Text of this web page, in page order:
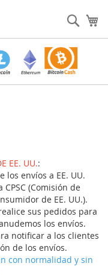
EE. UU.:
envíos a EE. UU.
(Comisión de
de EE. UU.).
sus pedidos para
los envíos.
notificar a los clientes
de los envíos.
con normalidad y sin